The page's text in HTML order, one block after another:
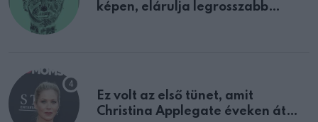
képen, elárulja legrosszabb
Ez volt az első tünet, amit
Christina Applegate éveken át